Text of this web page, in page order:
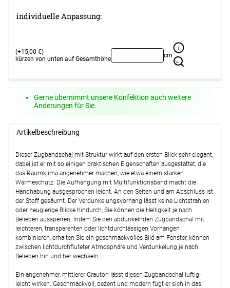
mit Endstücke Zylinder in Edelstahl-
Weiter
individuelle Anpassung:
(+15,00 €)
kürzen von unten auf Gesamthöhe
cm
Gerne übernimmt unsere Konfektion auch weitere
Änderungen für Sie.
Artikelbeschreibung
Dieser Zugbandschal mit Struktur wirkt auf den ersten Blick sehr elegant,
dabei ist er mit so einigen praktischen Eigenschaften ausgestattet, die
das Raumklima angenehmer machen, wie etwa einem starken
Wärmeschutz. Die Aufhängung mit Multifunktionsband macht die
Handhabung ausgesprochen leicht. An den Seiten und am Abschluss ist
der Stoff gesäumt. Der Verdunkelungsvorhang lässt keine Lichtstrahlen
oder neugierige Blicke hindurch, Sie können die Helligkeit je nach
Belieben aussperren. Indem Sie den abdunkelnden Zugbandschal mit
leichteren, transparenten oder lichtdurchlässigen Vorhängen
kombinieren, erhalten Sie ein geschmackvolles Bild am Fenster, können
zwischen lichtdurchfluteter Atmosphäre und Verdunkelung je nach
Belieben hin und her wechseln.
Ein angenehmer, mittlerer Grauton lässt diesen Zugbandschal luftig-
leicht wirken. Geschmackvoll, dezent und modern fügt er sich in das